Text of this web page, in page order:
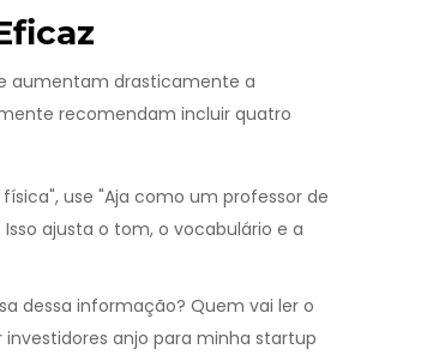
aumentam drasticamente a
recomendam incluir quatro
use "Aja como um professor de
ajusta o tom, o vocabulário e a
dessa informação? Quem vai ler o
investidores anjo para minha startup